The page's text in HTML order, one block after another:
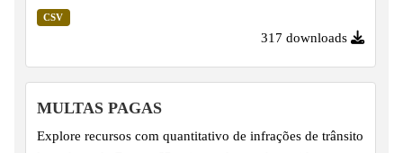
CSV
317 downloads
MULTAS PAGAS
Explore recursos com quantitativo de infrações de trânsito